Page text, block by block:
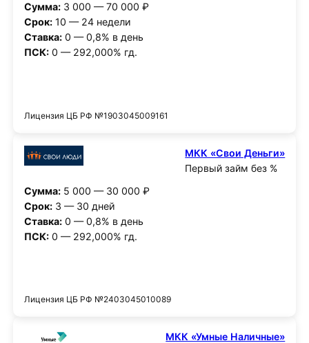
Сумма:3 000 — 70 000 ₽
Срок:10 — 24 недели
Ставка:0 — 0,8% в день
ПСК:0 — 292,000% гд.
Лицензия ЦБ РФ №1903045009161
МКК «Свои Деньги»
Первый займ без %
Сумма:5 000 — 30 000 ₽
Срок:3 — 30 дней
Ставка:0 — 0,8% в день
ПСК:0 — 292,000% гд.
Лицензия ЦБ РФ №2403045010089
МКК «Умные Наличные»